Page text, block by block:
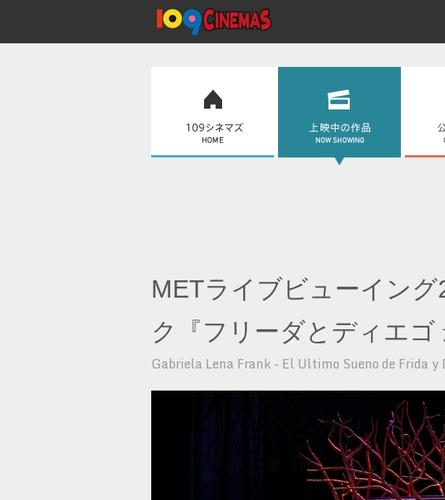
METライブビューイン
ク『フリーダとディエゴ
Gabriela Lena Frank - El Ultimo Sueno de Frida y